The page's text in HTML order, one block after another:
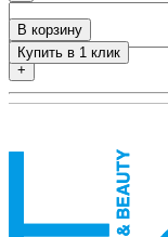
+
В корзину
Купить в 1 клик